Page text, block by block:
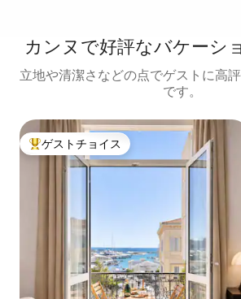
カンヌで好評なバケーシ
立地や清潔さなどの点でゲストに高
です。
大好評のゲストチョイスです。
ゲストチョイス